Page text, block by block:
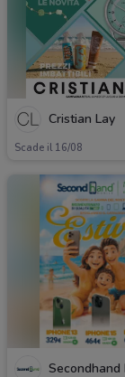
Cristian Lay
Scade il 16/08
Secondhand